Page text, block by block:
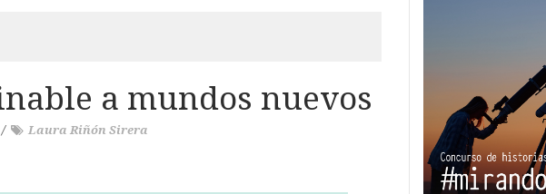
a mundos nuevos
/ Laura Riñón Sirera